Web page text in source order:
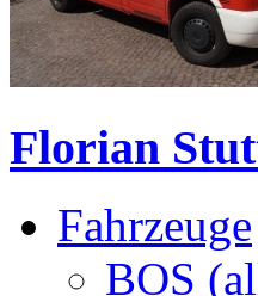
Florian
Fahrzeuge
BOS